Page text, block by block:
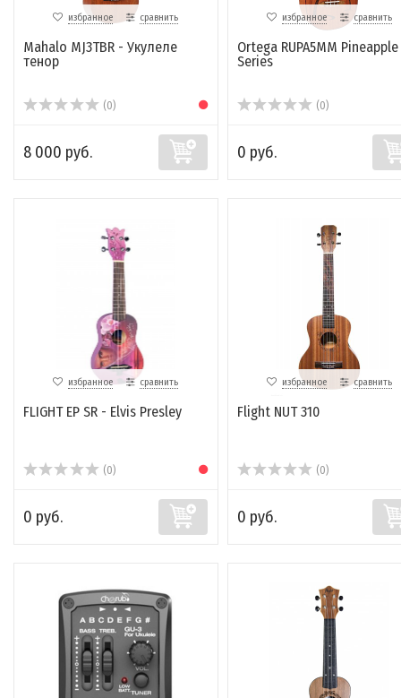
избранное сравнить
Mahalo MJ3TBR - Укулеле
тенор
(0)
8 000 руб.
избранное сравнить
Ortega RUPA5MM Pineapple
Series
(0)
0 руб.
избранное сравнить
FLIGHT EP SR - Elvis Presley
(0)
0 руб.
избранное сравнить
Flight NUT 310
(0)
0 руб.